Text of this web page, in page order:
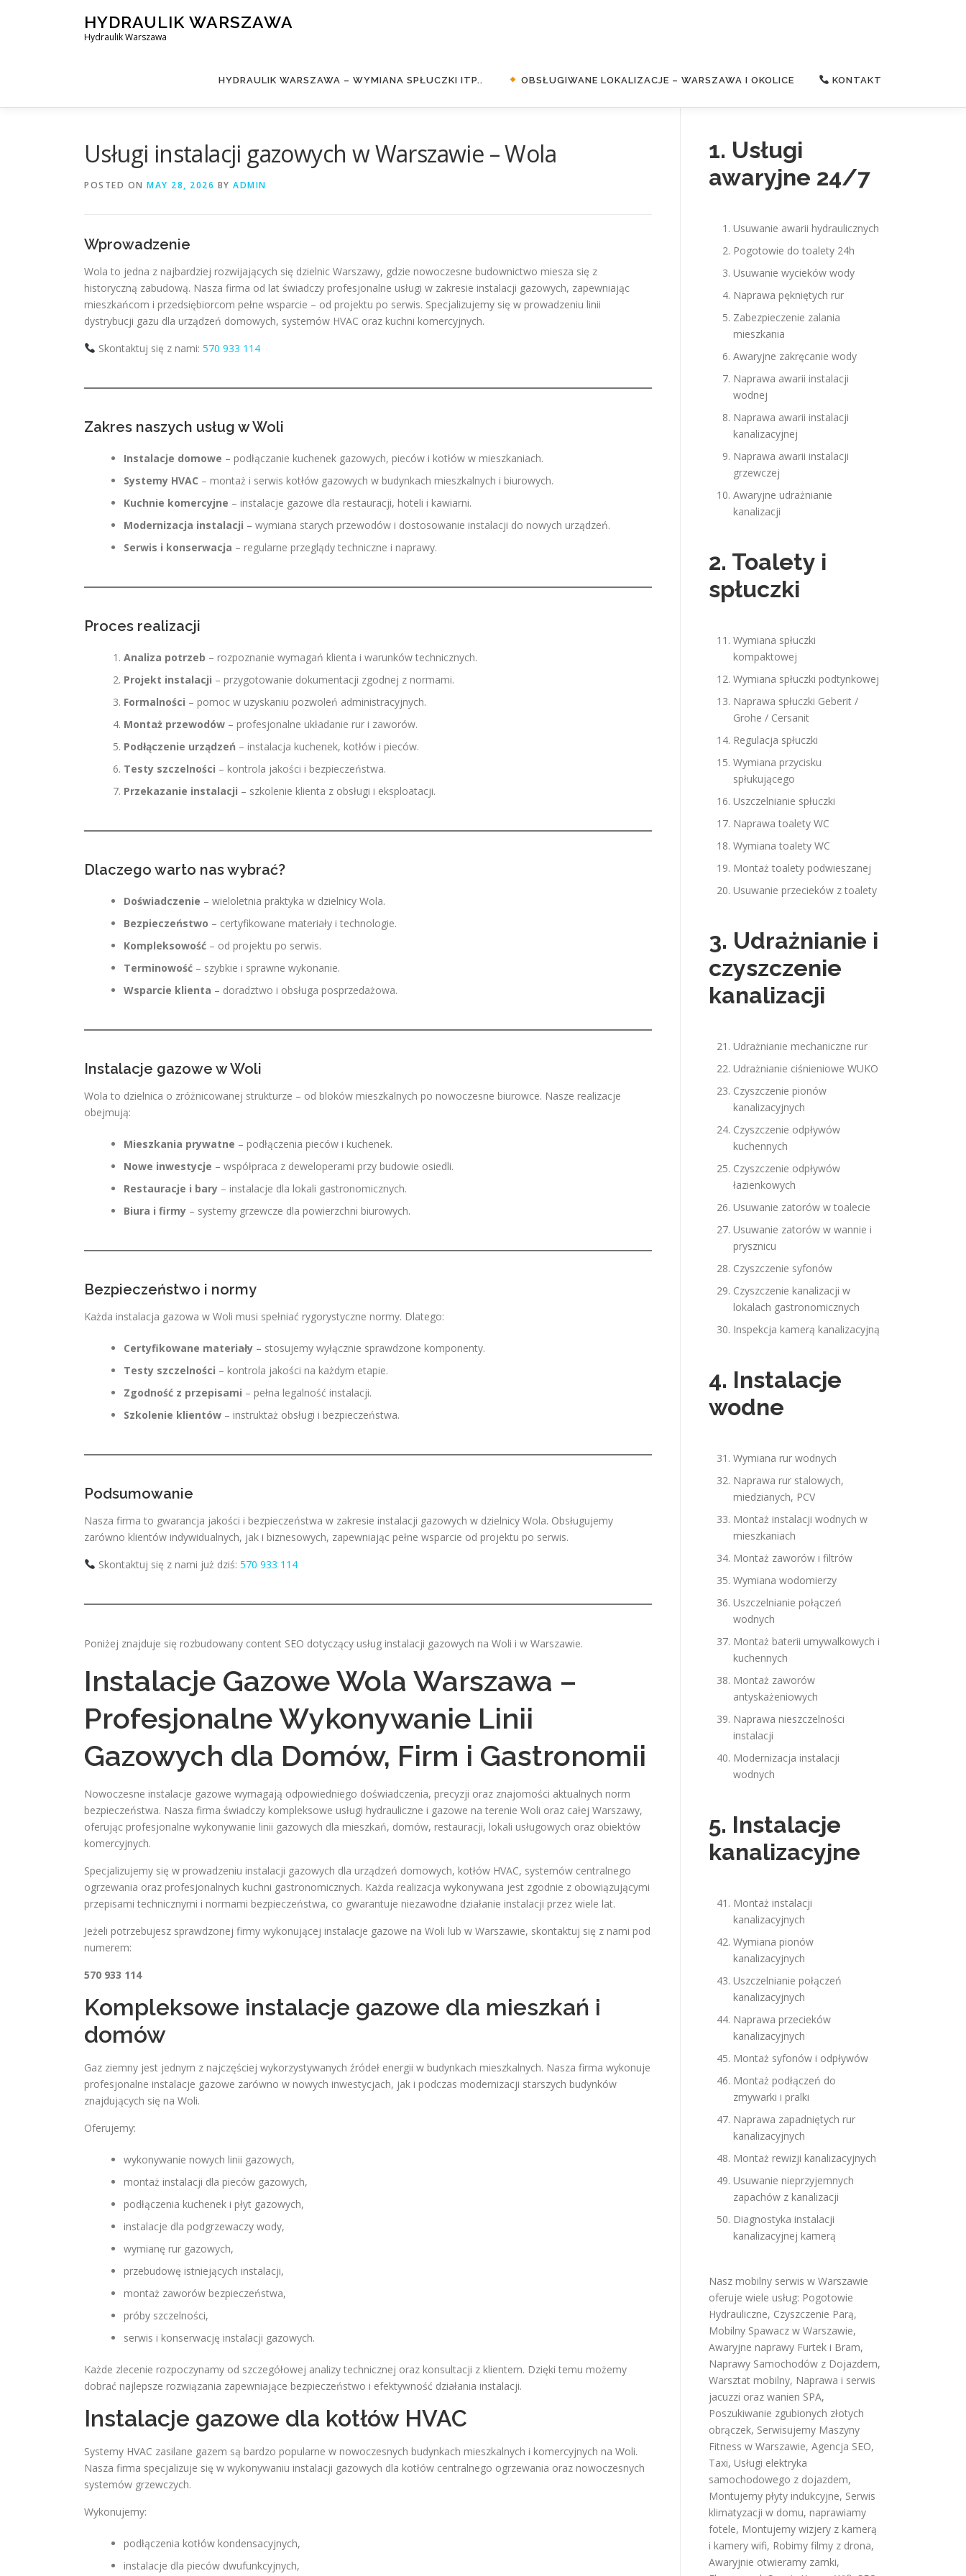
HYDRAULIK WARSZAWA
Hydraulik Warszawa
HYDRAULIK WARSZAWA – WYMIANA SPŁUCZKI ITP.. OBSŁUGIWANE LOKALIZACJE – WARSZAWA I OKOLICE KONTAKT
Usługi instalacji gazowych w Warszawie – Wola
POSTED ON MAY 28, 2026 BY ADMIN
Wprowadzenie
Wola to jedna z najbardziej rozwijających się dzielnic Warszawy, gdzie nowoczesne budownictwo miesza się z
historyczną zabudową. Nasza firma od lat świadczy profesjonalne usługi w zakresie instalacji gazowych, zapewniając
mieszkańcom i przedsiębiorcom pełne wsparcie – od projektu po serwis. Specjalizujemy się w prowadzeniu linii
dystrybucji gazu dla urządzeń domowych, systemów HVAC oraz kuchni komercyjnych.
Skontaktuj się z nami: 570 933 114
Zakres naszych usług w Woli
Instalacje domowe – podłączanie kuchenek gazowych, pieców i kotłów w mieszkaniach.
Systemy HVAC – montaż i serwis kotłów gazowych w budynkach mieszkalnych i biurowych.
Kuchnie komercyjne – instalacje gazowe dla restauracji, hoteli i kawiarni.
Modernizacja instalacji – wymiana starych przewodów i dostosowanie instalacji do nowych urządzeń.
Serwis i konserwacja – regularne przeglądy techniczne i naprawy.
Proces realizacji
Analiza potrzeb – rozpoznanie wymagań klienta i warunków technicznych.
Projekt instalacji – przygotowanie dokumentacji zgodnej z normami.
Formalności – pomoc w uzyskaniu pozwoleń administracyjnych.
Montaż przewodów – profesjonalne układanie rur i zaworów.
Podłączenie urządzeń – instalacja kuchenek, kotłów i pieców.
Testy szczelności – kontrola jakości i bezpieczeństwa.
Przekazanie instalacji – szkolenie klienta z obsługi i eksploatacji.
Dlaczego warto nas wybrać?
Doświadczenie – wieloletnia praktyka w dzielnicy Wola.
Bezpieczeństwo – certyfikowane materiały i technologie.
Kompleksowość – od projektu po serwis.
Terminowość – szybkie i sprawne wykonanie.
Wsparcie klienta – doradztwo i obsługa posprzedażowa.
Instalacje gazowe w Woli
Wola to dzielnica o zróżnicowanej strukturze – od bloków mieszkalnych po nowoczesne biurowce. Nasze realizacje
obejmują:
Mieszkania prywatne – podłączenia pieców i kuchenek.
Nowe inwestycje – współpraca z deweloperami przy budowie osiedli.
Restauracje i bary – instalacje dla lokali gastronomicznych.
Biura i firmy – systemy grzewcze dla powierzchni biurowych.
Bezpieczeństwo i normy
Każda instalacja gazowa w Woli musi spełniać rygorystyczne normy. Dlatego:
Certyfikowane materiały – stosujemy wyłącznie sprawdzone komponenty.
Testy szczelności – kontrola jakości na każdym etapie.
Zgodność z przepisami – pełna legalność instalacji.
Szkolenie klientów – instruktaż obsługi i bezpieczeństwa.
Podsumowanie
Nasza firma to gwarancja jakości i bezpieczeństwa w zakresie instalacji gazowych w dzielnicy Wola. Obsługujemy
zarówno klientów indywidualnych, jak i biznesowych, zapewniając pełne wsparcie od projektu po serwis.
Skontaktuj się z nami już dziś: 570 933 114
Poniżej znajduje się rozbudowany content SEO dotyczący usług instalacji gazowych na Woli i w Warszawie.
Instalacje Gazowe Wola Warszawa –
Profesjonalne Wykonywanie Linii
Gazowych dla Domów, Firm i Gastronomii
Nowoczesne instalacje gazowe wymagają odpowiedniego doświadczenia, precyzji oraz znajomości aktualnych norm
bezpieczeństwa. Nasza firma świadczy kompleksowe usługi hydrauliczne i gazowe na terenie Woli oraz całej Warszawy,
oferując profesjonalne wykonywanie linii gazowych dla mieszkań, domów, restauracji, lokali usługowych oraz obiektów
komercyjnych.
Specjalizujemy się w prowadzeniu instalacji gazowych dla urządzeń domowych, kotłów HVAC, systemów centralnego
ogrzewania oraz profesjonalnych kuchni gastronomicznych. Każda realizacja wykonywana jest zgodnie z obowiązującymi
przepisami technicznymi i normami bezpieczeństwa, co gwarantuje niezawodne działanie instalacji przez wiele lat.
Jeżeli potrzebujesz sprawdzonej firmy wykonującej instalacje gazowe na Woli lub w Warszawie, skontaktuj się z nami pod
numerem:
570 933 114
Kompleksowe instalacje gazowe dla mieszkań i
domów
Gaz ziemny jest jednym z najczęściej wykorzystywanych źródeł energii w budynkach mieszkalnych. Nasza firma wykonuje
profesjonalne instalacje gazowe zarówno w nowych inwestycjach, jak i podczas modernizacji starszych budynków
znajdujących się na Woli.
Oferujemy:
wykonywanie nowych linii gazowych,
montaż instalacji dla pieców gazowych,
podłączenia kuchenek i płyt gazowych,
instalacje dla podgrzewaczy wody,
wymianę rur gazowych,
przebudowę istniejących instalacji,
montaż zaworów bezpieczeństwa,
próby szczelności,
serwis i konserwację instalacji gazowych.
Każde zlecenie rozpoczynamy od szczegółowej analizy technicznej oraz konsultacji z klientem. Dzięki temu możemy
dobrać najlepsze rozwiązania zapewniające bezpieczeństwo i efektywność działania instalacji.
Instalacje gazowe dla kotłów HVAC
Systemy HVAC zasilane gazem są bardzo popularne w nowoczesnych budynkach mieszkalnych i komercyjnych na Woli.
Nasza firma specjalizuje się w wykonywaniu instalacji gazowych dla kotłów centralnego ogrzewania oraz nowoczesnych
systemów grzewczych.
Wykonujemy:
podłączenia kotłów kondensacyjnych,
instalacje dla pieców dwufunkcyjnych,
1. Usługi
awaryjne 24/7
Usuwanie awarii hydraulicznych
Pogotowie do toalety 24h
Usuwanie wycieków wody
Naprawa pękniętych rur
Zabezpieczenie zalania
mieszkania
Awaryjne zakręcanie wody
Naprawa awarii instalacji
wodnej
Naprawa awarii instalacji
kanalizacyjnej
Naprawa awarii instalacji
grzewczej
Awaryjne udrażnianie
kanalizacji
2. Toalety i
spłuczki
Wymiana spłuczki
kompaktowej
Wymiana spłuczki podtynkowej
Naprawa spłuczki Geberit /
Grohe / Cersanit
Regulacja spłuczki
Wymiana przycisku
spłukującego
Uszczelnianie spłuczki
Naprawa toalety WC
Wymiana toalety WC
Montaż toalety podwieszanej
Usuwanie przecieków z toalety
3. Udrażnianie i
czyszczenie
kanalizacji
Udrażnianie mechaniczne rur
Udrażnianie ciśnieniowe WUKO
Czyszczenie pionów
kanalizacyjnych
Czyszczenie odpływów
kuchennych
Czyszczenie odpływów
łazienkowych
Usuwanie zatorów w toalecie
Usuwanie zatorów w wannie i
prysznicu
Czyszczenie syfonów
Czyszczenie kanalizacji w
lokalach gastronomicznych
Inspekcja kamerą kanalizacyjną
4. Instalacje
wodne
Wymiana rur wodnych
Naprawa rur stalowych,
miedzianych, PCV
Montaż instalacji wodnych w
mieszkaniach
Montaż zaworów i filtrów
Wymiana wodomierzy
Uszczelnianie połączeń
wodnych
Montaż baterii umywalkowych i
kuchennych
Montaż zaworów
antyskażeniowych
Naprawa nieszczelności
instalacji
Modernizacja instalacji
wodnych
5. Instalacje
kanalizacyjne
Montaż instalacji
kanalizacyjnych
Wymiana pionów
kanalizacyjnych
Uszczelnianie połączeń
kanalizacyjnych
Naprawa przecieków
kanalizacyjnych
Montaż syfonów i odpływów
Montaż podłączeń do
zmywarki i pralki
Naprawa zapadniętych rur
kanalizacyjnych
Montaż rewizji kanalizacyjnych
Usuwanie nieprzyjemnych
zapachów z kanalizacji
Diagnostyka instalacji
kanalizacyjnej kamerą
Nasz mobilny serwis w Warszawie
oferuje wiele usług: Pogotowie
Hydrauliczne, Czyszczenie Parą,
Mobilny Spawacz w Warszawie,
Awaryjne naprawy Furtek i Bram,
Naprawy Samochodów z Dojazdem,
Warsztat mobilny, Naprawa i serwis
jacuzzi oraz wanien SPA,
Poszukiwanie zgubionych złotych
obrączek, Serwisujemy Maszyny
Fitness w Warszawie, Agencja SEO,
Taxi, Usługi elektryka
samochodowego z dojazdem,
Montujemy płyty indukcyjne, Serwis
klimatyzacji w domu, naprawiamy
fotele, Montujemy wizjery z kamerą
i kamery wifi, Robimy filmy z drona,
Awaryjnie otwieramy zamki,